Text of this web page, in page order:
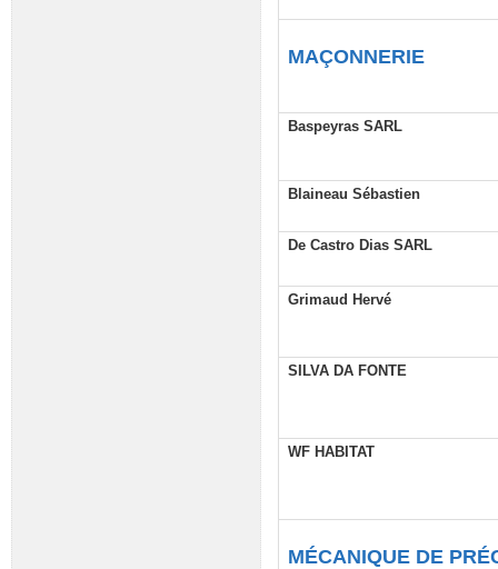
MAÇONNERIE
Baspeyras SARL
Blaineau Sébastien
De Castro Dias SARL
Grimaud Hervé
SILVA DA FONTE
WF HABITAT
MÉCANIQUE DE